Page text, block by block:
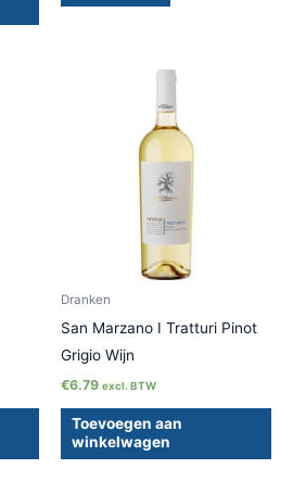
Dranken
San Marzano I Tratturi Pinot
Grigio Wijn
€6.79 excl. BTW
Toevoegen aan
winkelwagen